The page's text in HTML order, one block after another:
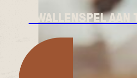
KWALLENSPEL AAN